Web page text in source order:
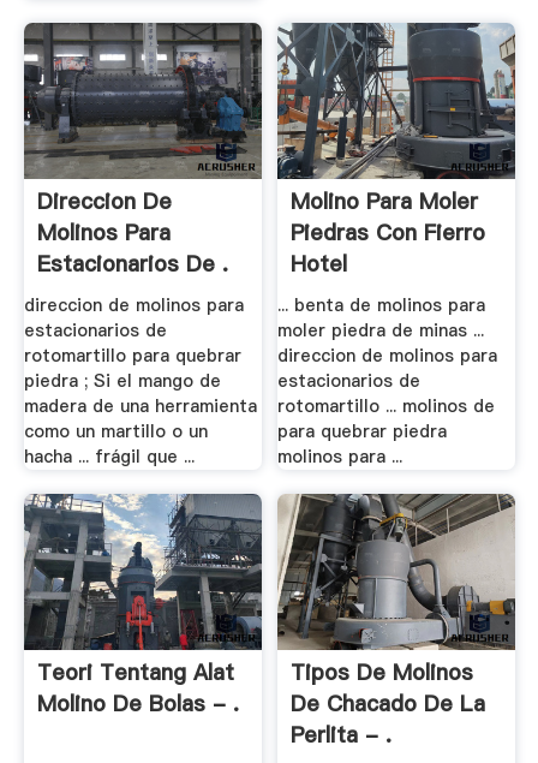
Direccion De
Molinos Para
Estacionarios De .
direccion de molinos para
estacionarios de
rotomartillo para quebrar
piedra ; Si el mango de
madera de una herramienta
como un martillo o un
hacha ... frágil que ...
Molino Para Moler
Piedras Con Fierro
Hotel
... benta de molinos para
moler piedra de minas ...
direccion de molinos para
estacionarios de
rotomartillo ... molinos de
para quebrar piedra
molinos para ...
Teori Tentang Alat
Molino De Bolas - .
Tipos De Molinos
De Chacado De La
Perlita - .